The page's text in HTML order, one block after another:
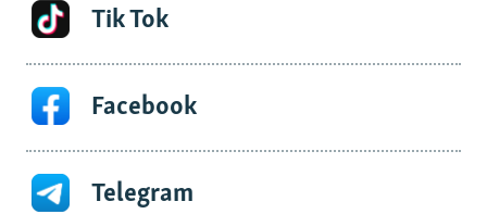
Tik Tok
Facebook
Telegram